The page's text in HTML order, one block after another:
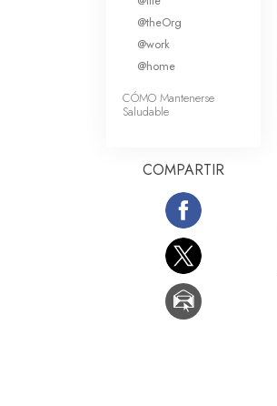
@theOrg
@work
@home
CÓMO Mantenerse
Saludable
COMPARTIR